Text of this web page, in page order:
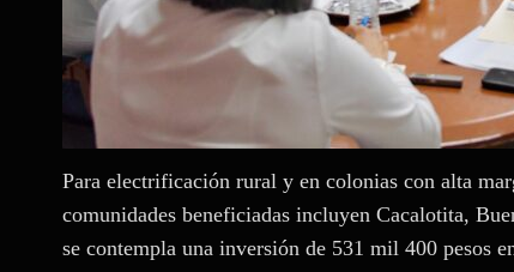
Para electrificación rural y en colonias con alta
comunidades beneficiadas incluyen Cacalotita,
se contempla una inversión de 531 mil 400 pesos